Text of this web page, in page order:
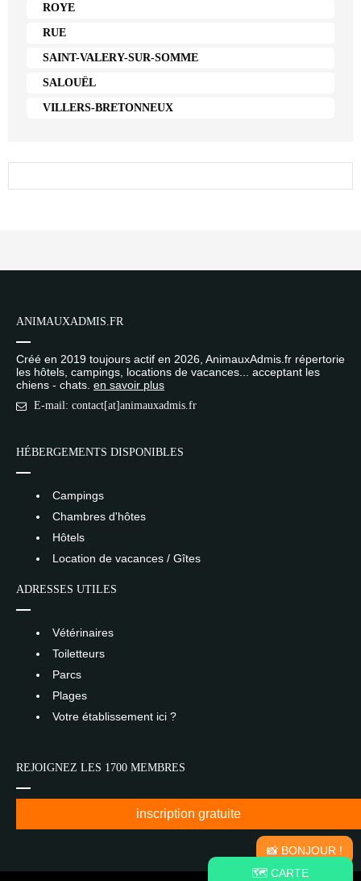
ROYE
RUE
SAINT-VALERY-SUR-SOMME
SALOUËL
VILLERS-BRETONNEUX
📸 BONJOUR !
🗺️ CARTE
ANIMAUXADMIS.FR
Créé en 2019 toujours actif en 2026, AnimauxAdmis.fr répertorie
les hôtels, campings, locations de vacances... acceptant les
chiens - chats. en savoir plus
E-mail: contact[at]animauxadmis.fr
HÉBERGEMENTS DISPONIBLES
Campings
Chambres d'hôtes
Hôtels
Location de vacances / Gîtes
ADRESSES UTILES
Vétérinaires
Toiletteurs
Parcs
Plages
Votre établissement ici ?
REJOIGNEZ LES 1700 MEMBRES
inscription gratuite